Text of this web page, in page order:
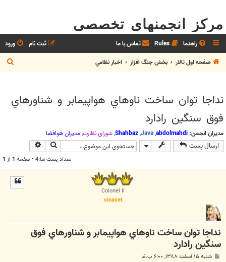
مرکز انجمنهای تخصصی
راهنما Rules تماس با ما ورود
ثبت نام
صفحه اول تالار
بخش جنگ افزار اخبار نظامي
س
نداجا توان ساخت ناوهاي هواپيمابر و شناورهاي
فوق سنگين رادارد
مدیران انجمن: abdolmahdi
,
Java
,
Shahbaz
,شوراي نظارت,مديران هوافضا
ارسال پست جستجو
تعداد پست ها:4 • صفحه 1 از 1
Colonel II
sinaset
نداجا توان ساخت ناوهاي هواپيمابر و شناورهاي فوق
سنگين رادارد
شنبه ۱۵ اسفند ۱۳۸۸, ۶:۰۰ ب.ظ